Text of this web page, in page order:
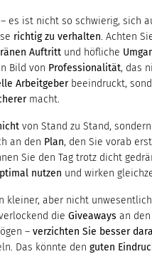
– es ist nicht so schwierig, sich
richtig zu verhalten. Achten
Auftritt und höfliche
Bild von Professionalität, das
Arbeitgeberbeeindruckt,
macht.
von Stand zu Stand,
an den Plan, den Sie vorab
Sie den Tag trotz dicht
nutzen und wirken
kleiner, aber nicht
die Giveaways an
– verzichten Sie besser
Das könnte den guten